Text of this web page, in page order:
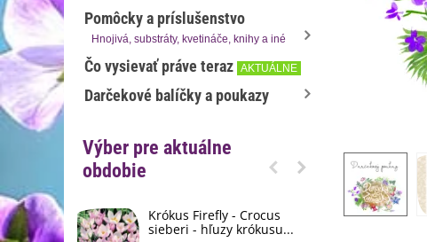
Pomôcky a príslušenstvo
Hnojivá, substráty, kvetináče, knihy a iné
Čo vysievať práve teraz AKTUÁLNE
Darčekové balíčky a poukazy
Výber pre aktuálne
obdobie
Krókus Firefly - Crocus
sieberi - hľuzy krókusu...